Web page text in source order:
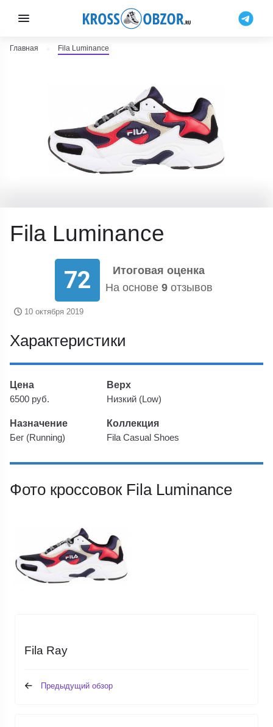
Главная Fila Luminance
Fila Luminance
72
Итоговая оценка
На основе 9отзывов
10 октября 2019
Характеристики
Цена
6500 руб.
Верх
Низкий (Low)
Назначение
Бег (Running)
Коллекция
Fila Casual Shoes
Фото кроссовок Fila Luminance
Fila Ray
Предыдущий обзор